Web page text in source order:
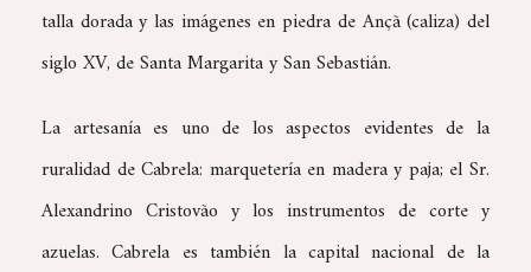
talla dorada y las imágenes en piedra de Ançã (caliza) del
siglo XV, de Santa Margarita y San Sebastián.
La artesanía es uno de los aspectos evidentes de la
ruralidad de Cabrela: marquetería en madera y paja; el Sr.
Alexandrino Cristovão y los instrumentos de corte y
azuelas. Cabrela es también la capital nacional de la